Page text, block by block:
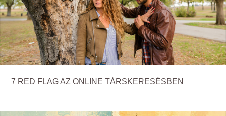
7 RED FLAG AZ ONLINE TÁRSKERESÉSBEN